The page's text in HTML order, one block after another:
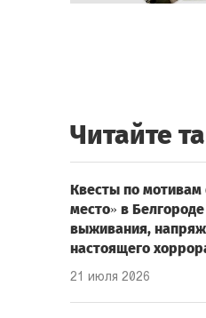
Читайте
Квесты по
место» в
выживания,
настоящего
21 июля 2026